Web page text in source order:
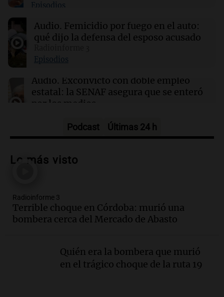
14:04 Tecnología
Hackers acceden a datos de clientes de
Framework en un ciberataque masivo
14:03 Tecnología
Cloudflare presenta Kitesurf, un navegador
diseñado para agentes de IA
Episodios
Audio. Femicidio por fuego en el auto:
qué dijo la defensa del esposo acusado
Episodios
Audio. Exconvicto con doble empleo
estatal: la SENAF asegura que se enteró
por los medios
Caputo | Por Sergio Suppo
Audio.
interior, no se aten los rulos | Por
Adrián Simioni
Tras atrincherarse, la intendenta
interina de Villa Santa Cruz del Lago
Podcast Últimas 24 h
Lo más visto
Radioinforme 3
Terrible choque en Córdoba: murió una
bombera cerca del Mercado de Abasto
Quién era la bombera que murió
en el trágico choque de la ruta 19